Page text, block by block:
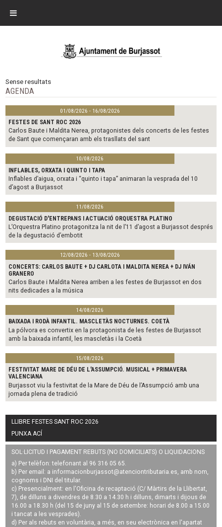
Sense resultats
AGENDA
01/08/2026 - 16/08/2026
FESTES DE SANT ROC 2026
Carlos Baute i Maldita Nerea, protagonistes dels concerts de les festes
de Sant que començaran amb els trasllats del sant
10/08/2026
INFLABLES, ORXATA I QUINTO I TAPA
Inflables d’aigua, orxata i “quinto i tapa” animaran la vesprada del 10
d’agost a Burjassot
11/08/2026
DEGUSTACIÓ D'ENTREPANS I ACTUACIÓ ORQUESTRA PLATINO
L’Orquestra Platino protagonitza la nit de l’11 d’agost a Burjassot després
de la degustació d’embotit
12/08/2026 - 13/08/2026
CONCERTS: CARLOS BAUTE + DJ CARLOTA I MALDITA NEREA + DJ IVÁN
GRANERO
Carlos Baute i Maldita Nerea arriben a les festes de Burjassot en dos
nits dedicades a la música
14/08/2026
BAIXADA I RODÀ INFANTIL. MASCLETÀS NOCTURNES. COETÀ
La pólvora es convertix en la protagonista de les festes de Burjassot
amb la baixada infantil, les mascletàs i la Coetà
15/08/2026
FESTIVITAT MARE DE DÉU DE L'ASSUMPCIÓ. MUSICAL + PRIMAVERA
VALENCIANA
Burjassot viu la festivitat de la Mare de Déu de l’Assumpció amb una
jornada plena de tradició
LLIBRE FESTES SANT ROC 2026
PUNXA ACÍ
SOL·LICITUD I PAGAMENT REBUTS (NO DOMICILIATS) O LIQUIDACIONS
a) Per telèfon: telefonant al 96 316 05 65.
b) Per email: a informacionburjassot@atenciontributaria.es, amb nom,
cognoms i DNI del titular.
c) Presencialment: en l'Oficina de recaptació (C/ Màrtirs de la Llibertat,
7), de dilluns a divendres de 8.30 a 14.30 h i dilluns, dimarts i dijous de
16.00 a 18.30 h (del 15 de juny al 15 de setembre: horari de 8.00 a 15.00
i tancat a les vesprades).
d) Per als rebuts en voluntària, a més, en seu electrònica en l'apartat